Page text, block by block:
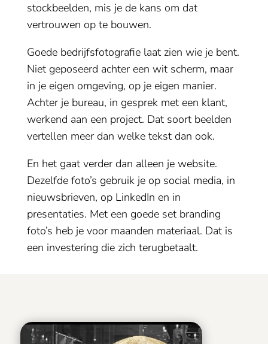
stockbeelden, mis je de kans om dat
vertrouwen op te bouwen.
Goede bedrijfsfotografie laat zien wie je bent.
Niet geposeerd achter een wit scherm, maar
in je eigen omgeving, op je eigen manier.
Achter je bureau, in gesprek met een klant,
werkend aan een project. Dat soort beelden
vertellen meer dan welke tekst dan ook.
En het gaat verder dan alleen je website.
Dezelfde foto’s gebruik je op social media, in
nieuwsbrieven, op LinkedIn en in
presentaties. Met een goede set branding
foto’s heb je voor maanden materiaal. Dat is
een investering die zich terugbetaalt.